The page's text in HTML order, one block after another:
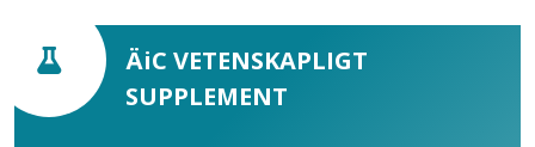
ÄiC VETENSKAPLIGT
SUPPLEMENT